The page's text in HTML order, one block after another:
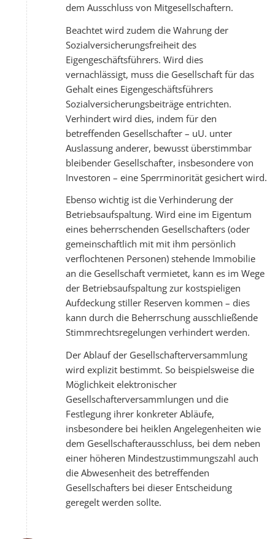
dem Ausschluss von Mitgesellschaftern.
Beachtet wird zudem die Wahrung der
Sozialversicherungsfreiheit des
Eigengeschäftsführers. Wird dies
vernachlässigt, muss die Gesellschaft für das
Gehalt eines Eigengeschäftsführers
Sozialversicherungsbeiträge entrichten.
Verhindert wird dies, indem für den
betreffenden Gesellschafter – uU. unter
Auslassung anderer, bewusst überstimmbar
bleibender Gesellschafter, insbesondere von
Investoren – eine Sperrminorität gesichert wird.
Ebenso wichtig ist die Verhinderung der
Betriebsaufspaltung. Wird eine im Eigentum
eines beherrschenden Gesellschafters (oder
gemeinschaftlich mit mit ihm persönlich
verflochtenen Personen) stehende Immobilie
an die Gesellschaft vermietet, kann es im Wege
der Betriebsaufspaltung zur kostspieligen
Aufdeckung stiller Reserven kommen – dies
kann durch die Beherrschung ausschließende
Stimmrechtsregelungen verhindert werden.
Der Ablauf der Gesellschafterversammlung
wird explizit bestimmt. So beispielsweise die
Möglichkeit elektronischer
Gesellschafterversammlungen und die
Festlegung ihrer konkreter Abläufe,
insbesondere bei heiklen Angelegenheiten wie
dem Gesellschafterausschluss, bei dem neben
einer höheren Mindestzustimmungszahl auch
die Abwesenheit des betreffenden
Gesellschafters bei dieser Entscheidung
geregelt werden sollte.